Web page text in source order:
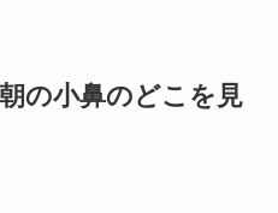
の小鼻のどこを見